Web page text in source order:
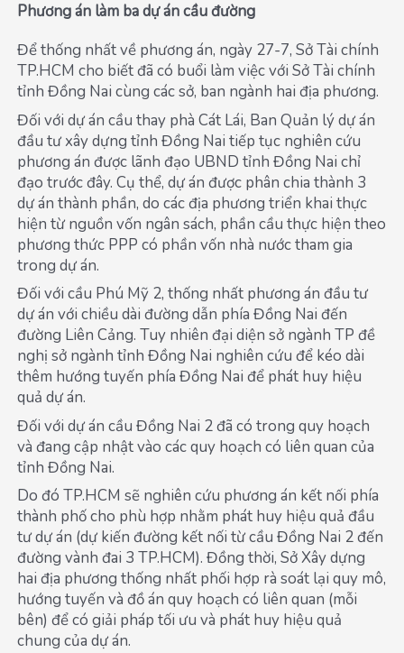
Phương án làm ba dự án cầu đường
Để thống nhất về phương án, ngày 27-7, Sở Tài chính
TP.HCM cho biết đã có buổi làm việc với Sở Tài chính
tỉnh Đồng Nai cùng các sở, ban ngành hai địa phương.
Đối với dự án cầu thay phà Cát Lái, Ban Quản lý dự án
đầu tư xây dựng tỉnh Đồng Nai tiếp tục nghiên cứu
phương án được lãnh đạo UBND tỉnh Đồng Nai chỉ
đạo trước đây. Cụ thể, dự án được phân chia thành 3
dự án thành phần, do các địa phương triển khai thực
hiện từ nguồn vốn ngân sách, phần cầu thực hiện theo
phương thức PPP có phần vốn nhà nước tham gia
trong dự án.
Đối với cầu Phú Mỹ 2, thống nhất phương án đầu tư
dự án với chiều dài đường dẫn phía Đồng Nai đến
đường Liên Cảng. Tuy nhiên đại diện sở ngành TP đề
nghị sở ngành tỉnh Đồng Nai nghiên cứu để kéo dài
thêm hướng tuyến phía Đồng Nai để phát huy hiệu
quả dự án.
Đối với dự án cầu Đồng Nai 2 đã có trong quy hoạch
và đang cập nhật vào các quy hoạch có liên quan của
tỉnh Đồng Nai.
Do đó TP.HCM sẽ nghiên cứu phương án kết nối phía
thành phố cho phù hợp nhằm phát huy hiệu quả đầu
tư dự án (dự kiến đường kết nối từ cầu Đồng Nai 2 đến
đường vành đai 3 TP.HCM). Đồng thời, Sở Xây dựng
hai địa phương thống nhất phối hợp rà soát lại quy mô,
hướng tuyến và đồ án quy hoạch có liên quan (mỗi
bên) để có giải pháp tối ưu và phát huy hiệu quả
chung của dự án.